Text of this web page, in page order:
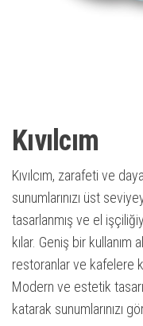
Kıvılcım
Kıvılcım, zarafeti ve
sunumlarınızı üst
tasarlanmış ve el
kılar. Geniş bir kullanım
restoranlar ve kafelere
Modern ve estetik
katarak sunumlarınızı